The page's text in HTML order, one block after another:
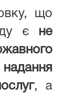
що
є не
надання
, а